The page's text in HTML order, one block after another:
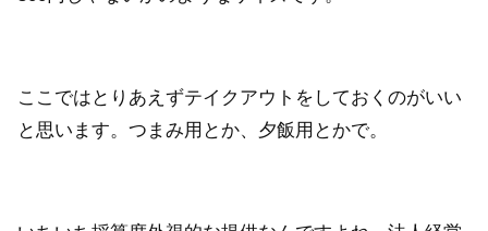
ここではとりあえずテイクアウトをしておくのがいい
と思います。つまみ用とか、夕飯用とかで。